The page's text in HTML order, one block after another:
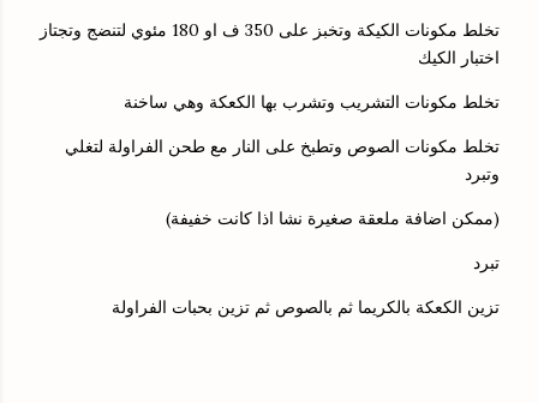
تخلط مكونات الكيكة وتخبز على 350 ف او 180 مئوي لتنضج وتجتاز
اختبار الكيك
تخلط مكونات التشريب وتشرب بها الكعكة وهي ساخنة
تخلط مكونات الصوص وتطبخ على النار مع طحن الفراولة لتغلي
وتبرد
(ممكن اضافة ملعقة صغيرة نشا اذا كانت خفيفة)
تبرد
تزين الكعكة بالكريما ثم بالصوص ثم تزين بحبات الفراولة